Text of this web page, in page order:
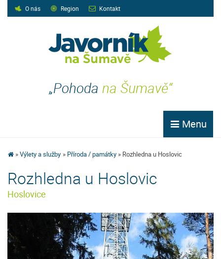
O nás Region Kontakt
„Pohoda na Šumavě“
Menu
Výlety a služby Příroda / památky Rozhledna u Hoslovic
Rozhledna u Hoslovic
Hoslovice